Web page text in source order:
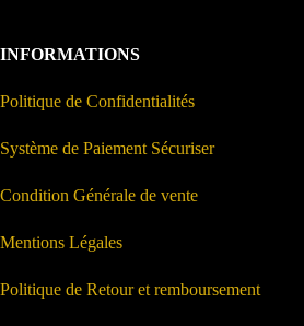
INFORMATIONS
Politique de Confidentialités
Système de Paiement Sécuriser
Condition Générale de vente
Mentions Légales
Politique de Retour et remboursement